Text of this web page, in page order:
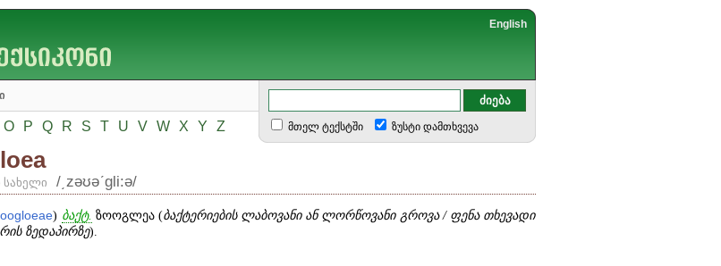
English
O P Q R S T U V W X Y Z მთელ ტექსტში ზუსტი დამთხვევა
სახელი /͵zəʊəʹgli:ə/
) ბაქტ. ზოოგლეა (ბაქტერიების ლაბოვანი ან ლორწოვანი გროვა / ფენა თხევადი
ზედაპირზე).